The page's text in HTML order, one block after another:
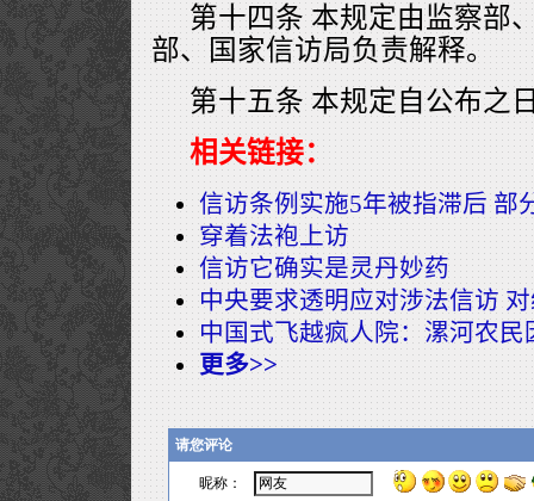
第十四条 本规定由监察部
部、国家信访局负责解释。
第十五条 本规定自公布之
相关链接：
信访条例实施5年被指滞后 部
穿着法袍上访
信访它确实是灵丹妙药
中央要求透明应对涉法信访
中国式飞越疯人院：漯河农
更多>>